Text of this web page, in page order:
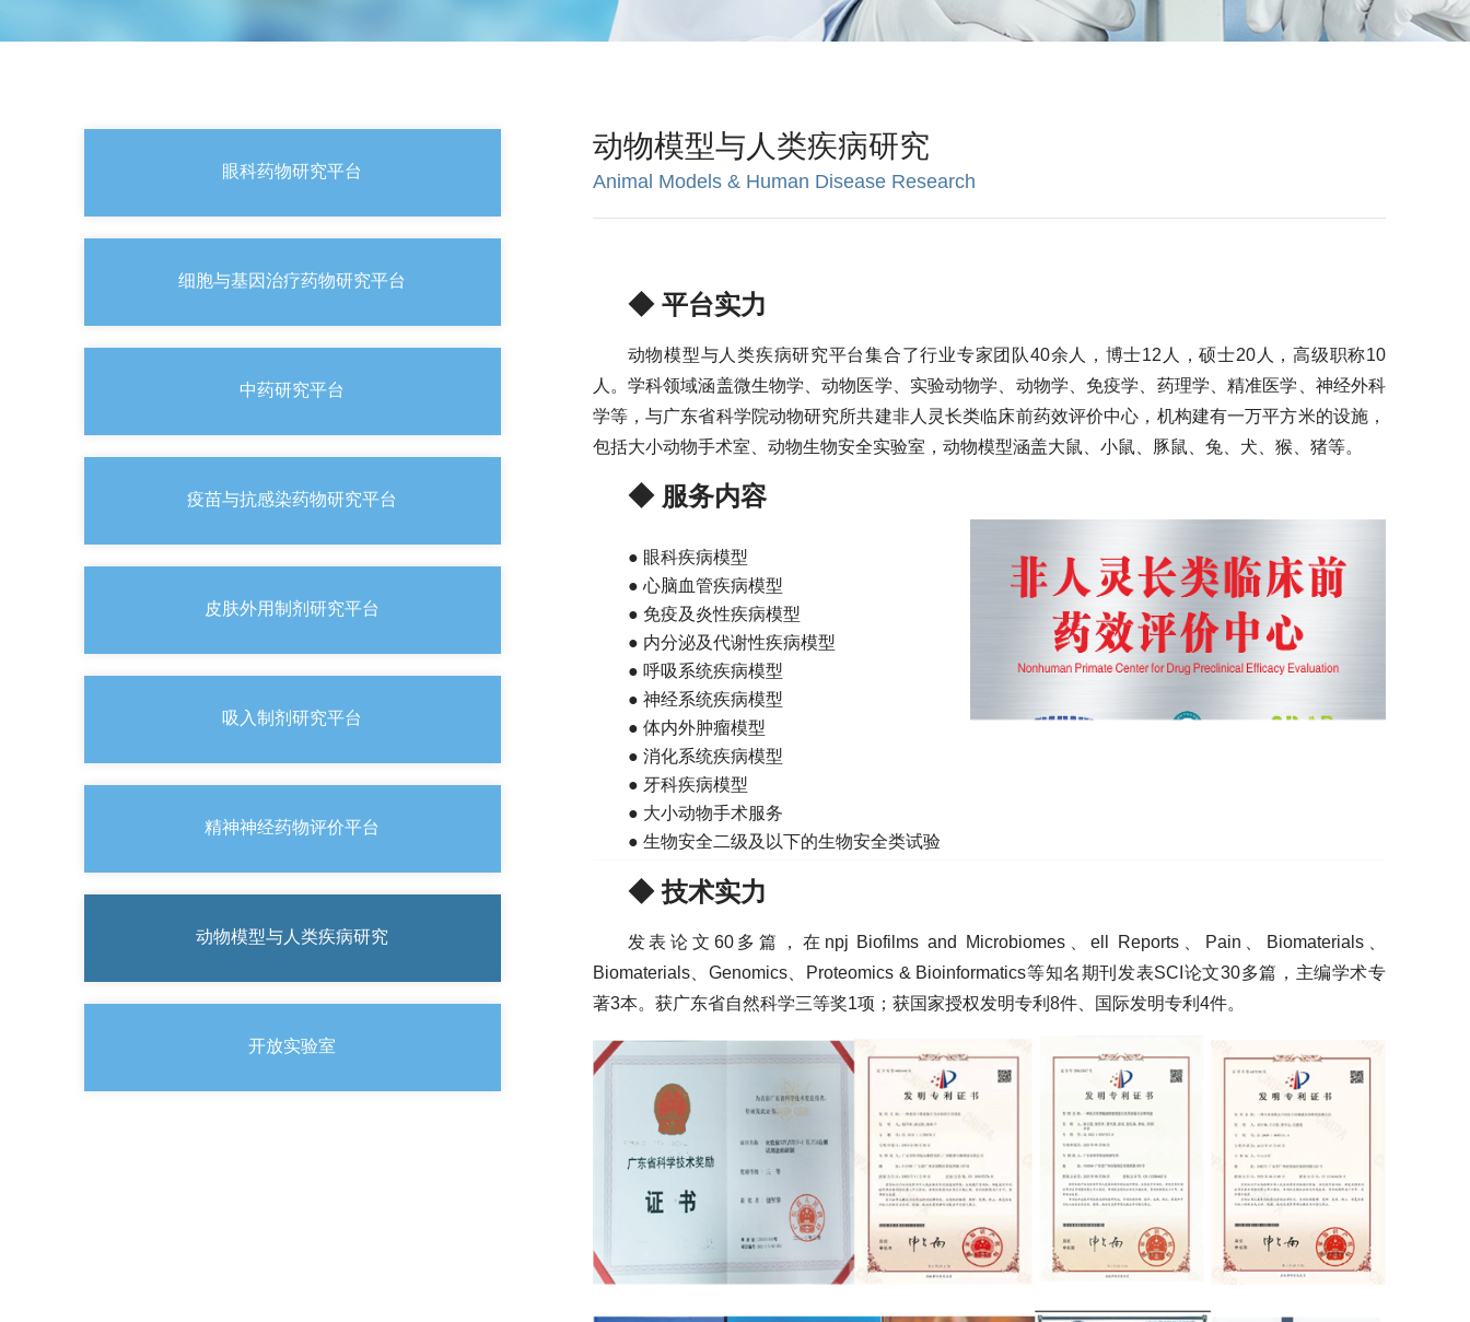
眼科药物研究平台
细胞与基因治疗药物研究平台
中药研究平台
疫苗与抗感染药物研究平台
皮肤外用制剂研究平台
吸入制剂研究平台
精神神经药物评价平台
动物模型与人类疾病研究
开放实验室
动物模型与人类疾病研究
Animal Models & Human Disease Research
◆ 平台实力
动物模型与人类疾病研究平台集合了行业专家团队40余人，博士12人，硕士20人，高级职称10
人。学科领域涵盖微生物学、动物医学、实验动物学、动物学、免疫学、药理学、精准医学、神经外科
学等，与广东省科学院动物研究所共建非人灵长类临床前药效评价中心，机构建有一万平方米的设施，
包括大小动物手术室、动物生物安全实验室，动物模型涵盖大鼠、小鼠、豚鼠、兔、犬、猴、猪等。
◆ 服务内容
● 眼科疾病模型
● 心脑血管疾病模型
● 免疫及炎性疾病模型
● 内分泌及代谢性疾病模型
● 呼吸系统疾病模型
● 神经系统疾病模型
● 体内外肿瘤模型
● 消化系统疾病模型
● 牙科疾病模型
● 大小动物手术服务
● 生物安全二级及以下的生物安全类试验
◆ 技术实力
发表论文60多篇，在npj Biofilms and Microbiomes、ell Reports、Pain、Biomaterials、
Biomaterials、Genomics、Proteomics & Bioinformatics等知名期刊发表SCI论文30多篇，主编学术专
著3本。获广东省自然科学三等奖1项；获国家授权发明专利8件、国际发明专利4件。